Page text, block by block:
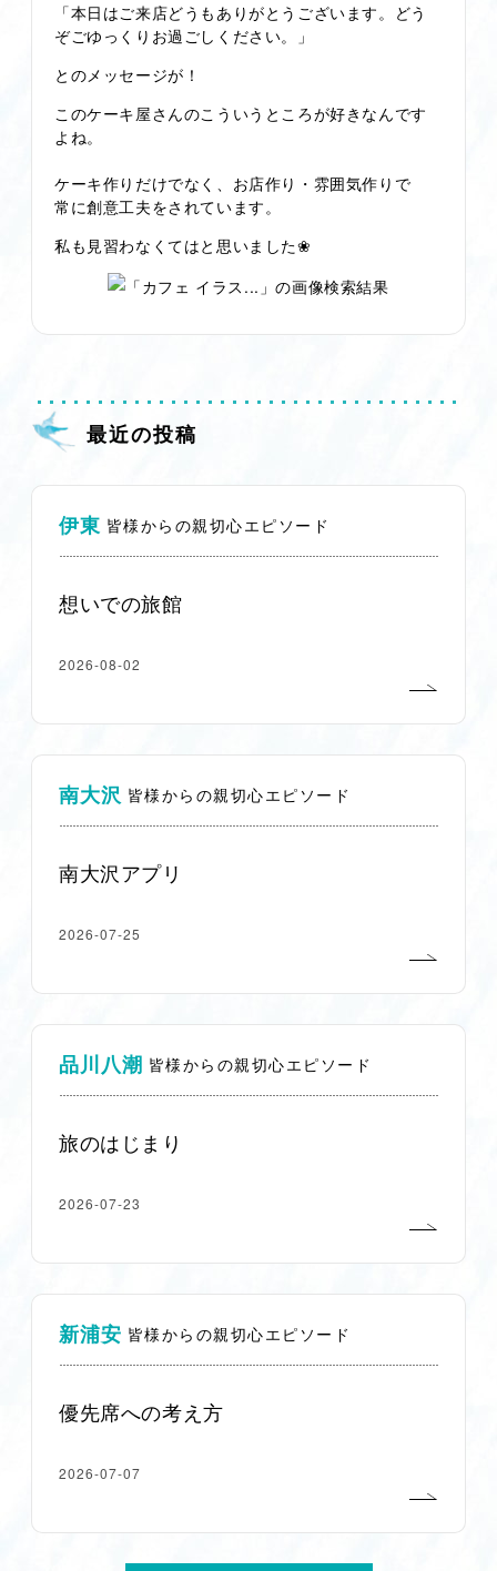
「本日はご来店どうもありがとうございます。どう
ぞごゆっくりお過ごしください。」
とのメッセージが！
このケーキ屋さんのこういうところが好きなんです
よね。
ケーキ作りだけでなく、お店作り・雰囲気作りで
常に創意工夫をされています。
私も見習わなくてはと思いました❀
最近の投稿
伊東 皆様からの親切心エピソード
想いでの旅館
2026-08-02
南大沢 皆様からの親切心エピソード
南大沢アプリ
2026-07-25
品川八潮 皆様からの親切心エピソード
旅のはじまり
2026-07-23
新浦安 皆様からの親切心エピソード
優先席への考え方
2026-07-07